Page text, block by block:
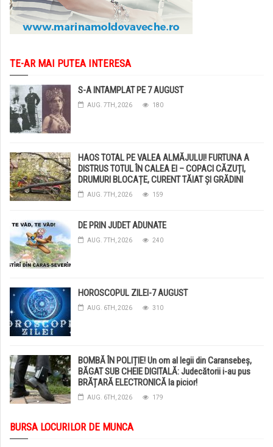
TE-AR MAI PUTEA INTERESA
S-A INTAMPLAT PE 7 AUGUST
AUG. 7TH, 2026 180
HAOS TOTAL PE VALEA ALMĂJULUI! FURTUNA A
DISTRUS TOTUL ÎN CALEA EI – COPACI CĂZUȚI,
DRUMURI BLOCAȚE, CURENT TĂIAT ȘI GRĂDINI
DISTRUSE DE GRINDINĂ!
AUG. 7TH, 2026 159
DE PRIN JUDET ADUNATE
AUG. 7TH, 2026 240
HOROSCOPUL ZILEI-7 AUGUST
AUG. 6TH, 2026 310
BOMBĂ ÎN POLIȚIE! Un om al legii din Caransebeș,
BĂGAT SUB CHEIE DIGITALĂ: Judecătorii i-au pus
BRĂȚARĂ ELECTRONICĂ la picior!
AUG. 6TH, 2026 179
BURSA LOCURILOR DE MUNCA